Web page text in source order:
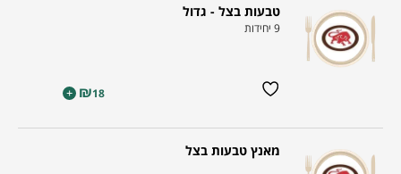
טבעות בצל - גדול
9 יחידות
₪18
+
מאנץ טבעות בצל